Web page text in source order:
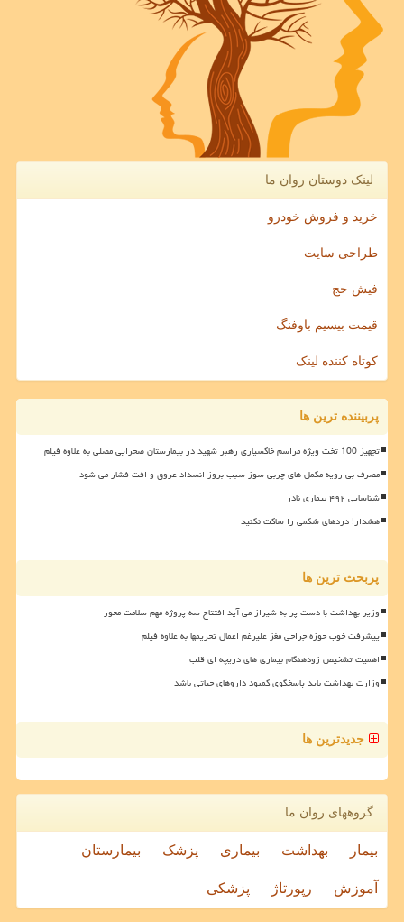
لینک دوستان روان ما
خرید و فروش خودرو
طراحی سایت
فیش حج
قیمت بیسیم باوفنگ
کوتاه کننده لینک
پربیننده ترین ها
تجهیز 100 تخت ویژه مراسم خاکسپاری رهبر شهید در بیمارستان صحرایی مصلی به علاوه فیلم
مصرف بی رویه مکمل های چربی سوز سبب بروز انسداد عروق و افت فشار می شود
شناسایی ۴۹۲ بیماری نادر
هشدار! دردهای شکمی را ساکت نکنید
پربحث ترین ها
وزیر بهداشت با دست پر به شیراز می آید افتتاح سه پروژه مهم سلامت محور
پیشرفت خوب حوزه جراحی مغز علیرغم اعمال تحریمها به علاوه فیلم
اهمیت تشخیص زودهنگام بیماری های دریچه ای قلب
وزارت بهداشت باید پاسخگوی کمبود داروهای حیاتی باشد
جدیدترین ها
گروههای روان ما
بیمار بهداشت بیماری پزشک بیمارستان
آموزش رپورتاژ پزشکی